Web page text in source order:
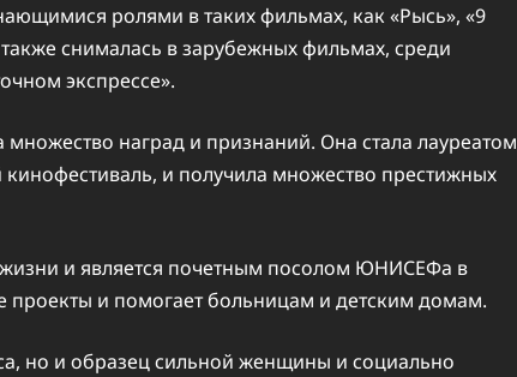
ролями в таких фильмах, как «Рысь», «9
снималась в зарубежных фильмах, среди
экспрессе».
наград и признаний. Она стала лауреатом
и получила множество престижных
жизни и является почетным посолом ЮНИСЕФа в
проекты и помогает больницам и детским домам.
но и образец сильной женщины и социально